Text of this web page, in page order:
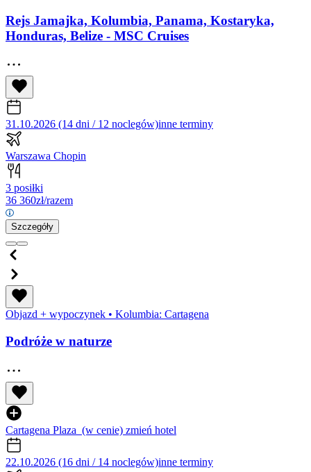
Rejs Jamajka, Kolumbia, Panama, Kostaryka,
Honduras, Belize - MSC Cruises
31.10.2026 (14 dni / 12 noclegów)inne terminy
Warszawa Chopin
3 posiłki
36 360zł/razem
Szczegóły
Objazd + wypoczynek • Kolumbia: Cartagena
Podróże w naturze
Cartagena Plaza (w cenie) zmień hotel
22.10.2026 (16 dni / 14 noclegów)inne terminy